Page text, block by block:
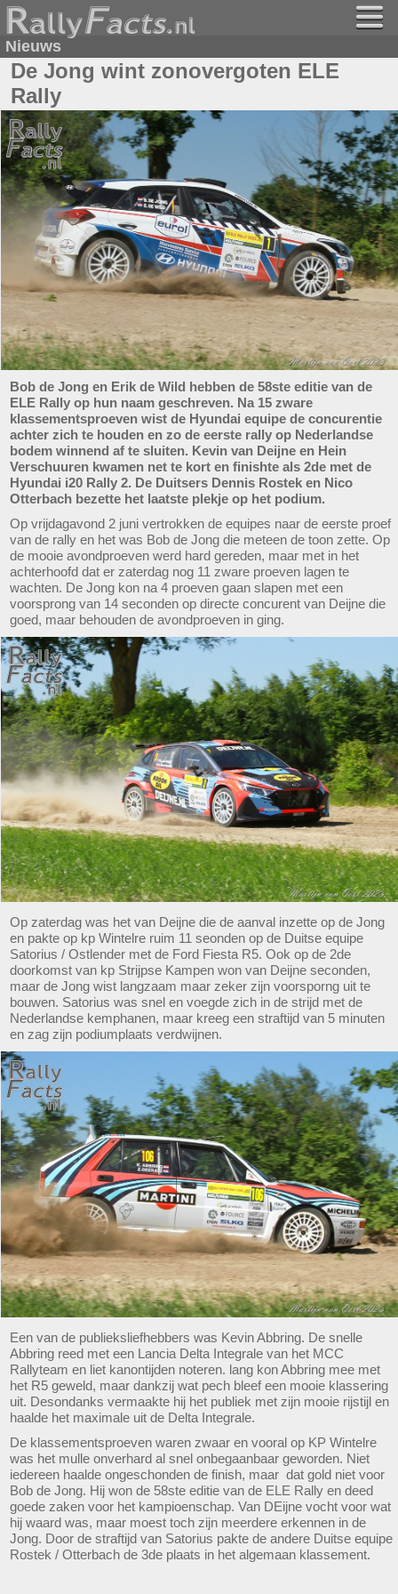
Nieuws
De Jong wint zonovergoten ELE
Rally
Bob de Jong en Erik de Wild hebben de 58ste editie van de
ELE Rally op hun naam geschreven. Na 15 zware
klassementsproeven wist de Hyundai equipe de concurentie
achter zich te houden en zo de eerste rally op Nederlandse
bodem winnend af te sluiten. Kevin van Deijne en Hein
Verschuuren kwamen net te kort en finishte als 2de met de
Hyundai i20 Rally 2. De Duitsers Dennis Rostek en Nico
Otterbach bezette het laatste plekje op het podium.
Op vrijdagavond 2 juni vertrokken de equipes naar de eerste proef
van de rally en het was Bob de Jong die meteen de toon zette. Op
de mooie avondproeven werd hard gereden, maar met in het
achterhoofd dat er zaterdag nog 11 zware proeven lagen te
wachten. De Jong kon na 4 proeven gaan slapen met een
voorsprong van 14 seconden op directe concurent van Deijne die
goed, maar behouden de avondproeven in ging.
Op zaterdag was het van Deijne die de aanval inzette op de Jong
en pakte op kp Wintelre ruim 11 seonden op de Duitse equipe
Satorius / Ostlender met de Ford Fiesta R5. Ook op de 2de
doorkomst van kp Strijpse Kampen won van Deijne seconden,
maar de Jong wist langzaam maar zeker zijn voorsporng uit te
bouwen. Satorius was snel en voegde zich in de strijd met de
Nederlandse kemphanen, maar kreeg een straftijd van 5 minuten
en zag zijn podiumplaats verdwijnen.
Een van de publieksliefhebbers was Kevin Abbring. De snelle
Abbring reed met een Lancia Delta Integrale van het MCC
Rallyteam en liet kanontijden noteren. lang kon Abbring mee met
het R5 geweld, maar dankzij wat pech bleef een mooie klassering
uit. Desondanks vermaakte hij het publiek met zijn mooie rijstijl en
haalde het maximale uit de Delta Integrale.
De klassementsproeven waren zwaar en vooral op KP Wintelre
was het mulle onverhard al snel onbegaanbaar geworden. Niet
iedereen haalde ongeschonden de finish, maar dat gold niet voor
Bob de Jong. Hij won de 58ste editie van de ELE Rally en deed
goede zaken voor het kampioenschap. Van DEijne vocht voor wat
hij waard was, maar moest toch zijn meerdere erkennen in de
Jong. Door de straftijd van Satorius pakte de andere Duitse equipe
Rostek / Otterbach de 3de plaats in het algemaan klassement.